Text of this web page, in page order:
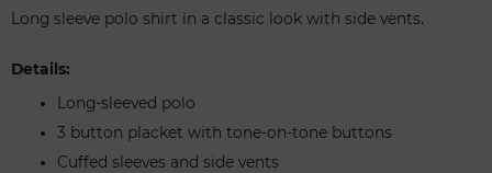
Long sleeve polo shirt in a classic look with side vents.
Details:
Long-sleeved polo
3 button placket with tone-on-tone buttons
Cuffed sleeves and side vents